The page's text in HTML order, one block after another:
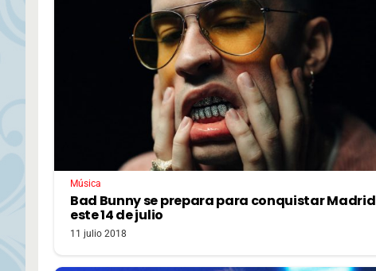
Música
Bad Bunny se prepara para conquistar Madrid
este 14 de julio
11 julio 2018